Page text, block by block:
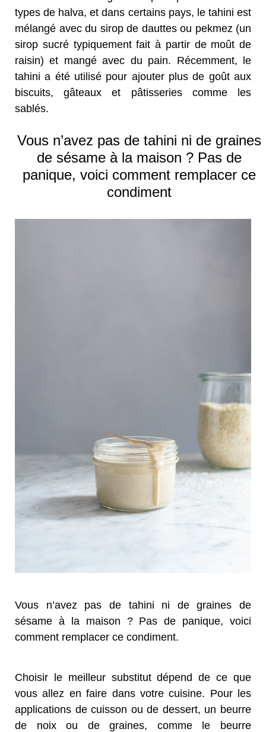
types de halva, et dans certains pays, le tahini est
mélangé avec du sirop de dauttes ou pekmez (un
sirop sucré typiquement fait à partir de moût de
raisin) et mangé avec du pain. Récemment, le
tahini a été utilisé pour ajouter plus de goût aux
biscuits, gâteaux et pâtisseries comme les
sablés.
Vous n’avez pas de tahini ni de graines
de sésame à la maison ? Pas de
panique, voici comment remplacer ce
condiment
Vous n’avez pas de tahini ni de graines de
sésame à la maison ? Pas de panique, voici
comment remplacer ce condiment.
Choisir le meilleur substitut dépend de ce que
vous allez en faire dans votre cuisine. Pour les
applications de cuisson ou de dessert, un beurre
de noix ou de graines, comme le beurre